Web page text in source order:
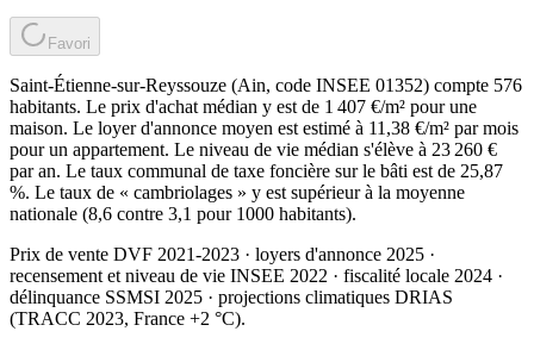
Favori
Saint-Étienne-sur-Reyssouze (Ain, code INSEE 01352) compte 576
habitants. Le prix d'achat médian y est de 1 407 €/m² pour une
maison. Le loyer d'annonce moyen est estimé à 11,38 €/m² par mois
pour un appartement. Le niveau de vie médian s'élève à 23 260 €
par an. Le taux communal de taxe foncière sur le bâti est de 25,87
%. Le taux de « cambriolages » y est supérieur à la moyenne
nationale (8,6 contre 3,1 pour 1000 habitants).
Prix de vente DVF 2021-2023 · loyers d'annonce 2025 ·
recensement et niveau de vie INSEE 2022 · fiscalité locale 2024 ·
délinquance SSMSI 2025 · projections climatiques DRIAS
(TRACC 2023, France +2 °C).